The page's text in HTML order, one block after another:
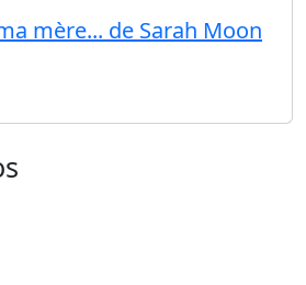
mère... de Sarah Moon